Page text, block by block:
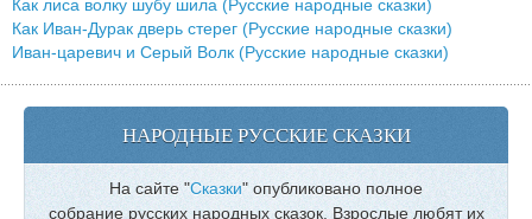
Как лиса волку шубу шила (Русские народные сказки)
Как Иван-Дурак дверь стерег (Русские народные сказки)
Иван-царевич и Серый Волк (Русские народные сказки)
НАРОДНЫЕ РУССКИЕ СКАЗКИ
На сайте "Сказки" опубликовано полное
собрание русских народных сказок. Взрослые любят их